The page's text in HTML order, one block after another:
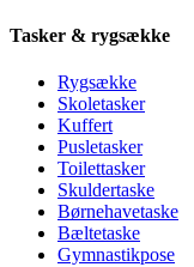
Tasker & rygsække
Rygsække
Skoletasker
Kuffert
Pusletasker
Toilettasker
Skuldertaske
Børnehavetaske
Bæltetaske
Gymnastikpose